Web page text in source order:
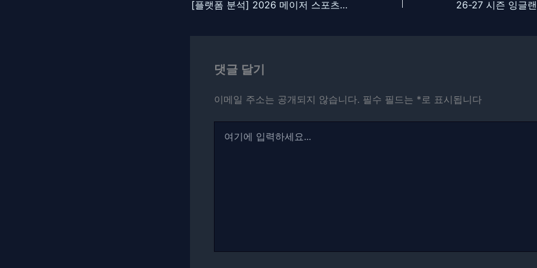
[플랫폼 분석] 2026 메이저 스포츠 이벤트를 위한 최적의 실시간 중계 플랫폼 선택 요건
댓글 달기
이메일 주소는 공개되지 않습니다. 필수 필드는 *로 표시됩니다